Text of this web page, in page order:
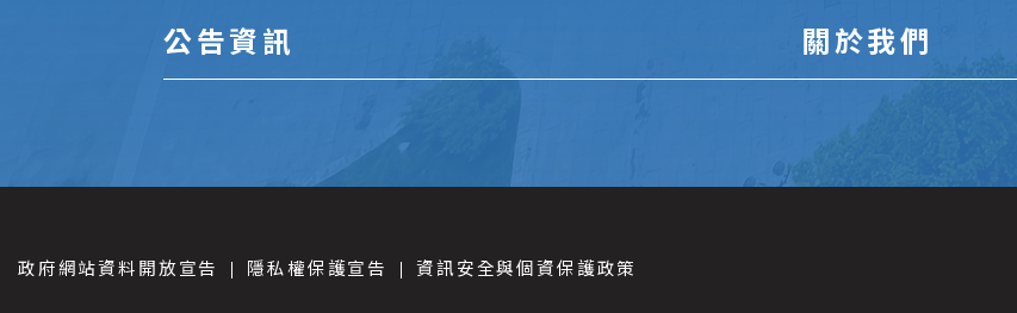
公告資訊 關於我們
政府網站資料開放宣告 隱私權保護宣告 資訊安全與個資保護政策